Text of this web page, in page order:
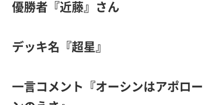
優勝者『近藤』さん
デッキ名『超星』
一言コメント『オーシンはアポロー